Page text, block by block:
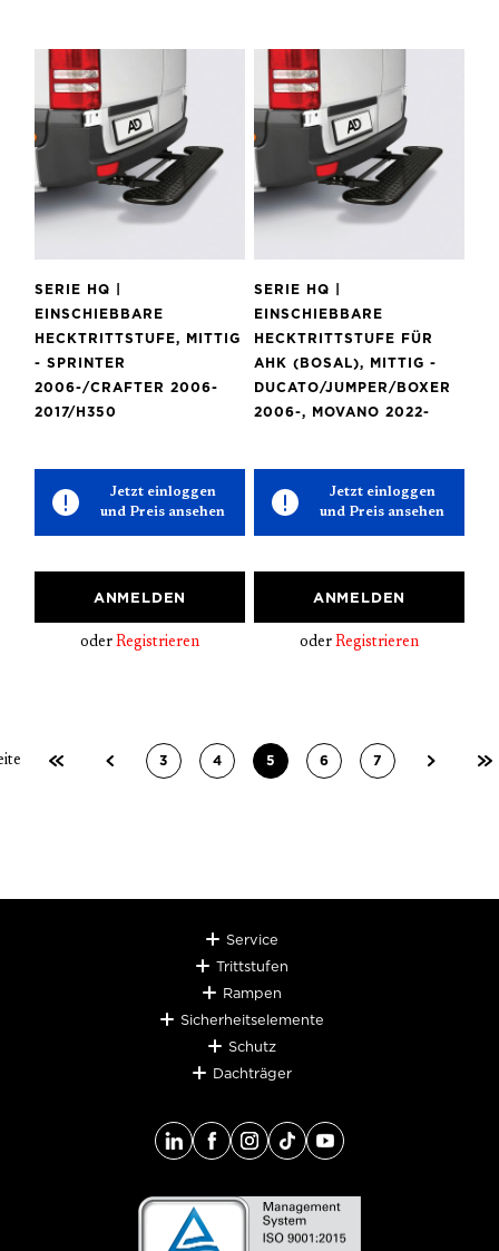
SERIE HQ |
EINSCHIEBBARE
HECKTRITTSTUFE, MITTIG
- SPRINTER
2006-/CRAFTER 2006-
2017/H350
Jetzt einloggen
und Preis ansehen
ANMELDEN
oder Registrieren
SERIE HQ |
EINSCHIEBBARE
HECKTRITTSTUFE FÜR
AHK (BOSAL), MITTIG -
DUCATO/JUMPER/BOXER
2006-, MOVANO 2022-
Jetzt einloggen
und Preis ansehen
ANMELDEN
oder Registrieren
Seite
3 Seite
4 Seite
5 Seite
6 Seite
7
Service
Trittstufen
Rampen
Sicherheitselemente
Schutz
Dachträger